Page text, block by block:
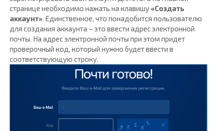
странице необходимо нажать на клавишу «Создать
аккаунт». Единственное, что понадобится пользователю
для создания аккаунта – это ввести адрес электронной
почты. На адрес электронной почты при этом придет
проверочный код, который нужно будет ввести в
соответствующую строку.